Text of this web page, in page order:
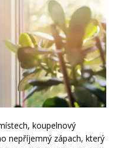
koupelnový
nepříjemný zápach, který